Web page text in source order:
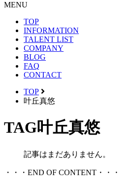
MENU
TOP
INFORMATION
TALENT LIST
COMPANY
BLOG
FAQ
CONTACT
TOP
叶丘真悠
TAG叶丘真悠
記事はまだありません。
・・・END OF CONTENT・・・